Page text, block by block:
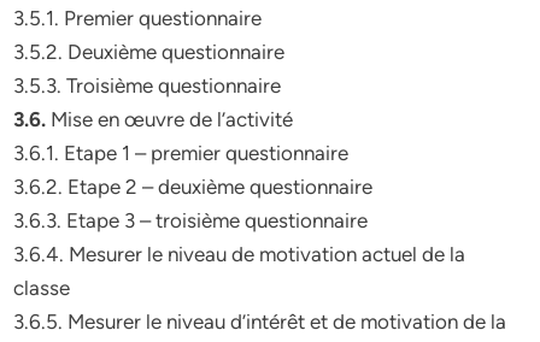
3.5.1. Premier questionnaire
3.5.2. Deuxième questionnaire
3.5.3. Troisième questionnaire
3.6. Mise en œuvre de l’activité
3.6.1. Etape 1 – premier questionnaire
3.6.2. Etape 2 – deuxième questionnaire
3.6.3. Etape 3 – troisième questionnaire
3.6.4. Mesurer le niveau de motivation actuel de la
classe
3.6.5. Mesurer le niveau d’intérêt et de motivation de la